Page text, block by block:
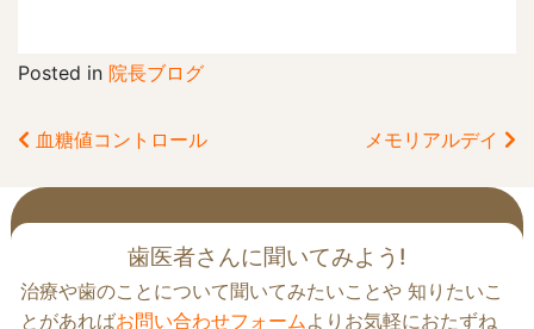
Posted in 院長ブログ
事
へ
血糖値コントロール メモリアルデイ
歯医者さんに聞いてみよう!
治療や歯のことについて聞いてみたいことや 知りたいこ
とがあればお問い合わせフォーム よりお気軽におたずね